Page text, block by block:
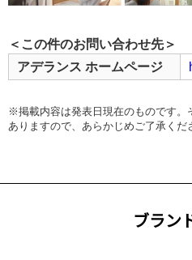
＜この件のお問い合わせ先＞
アデランス ホームページ
※掲載内容は発表日現在のものです。
ありますので、あらかじめご了承くだ
ブラン